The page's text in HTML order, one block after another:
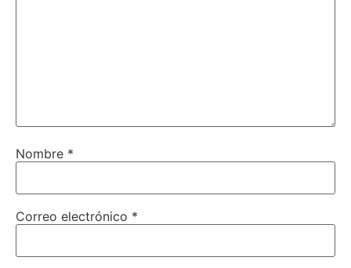
Nombre *
Correo electrónico *